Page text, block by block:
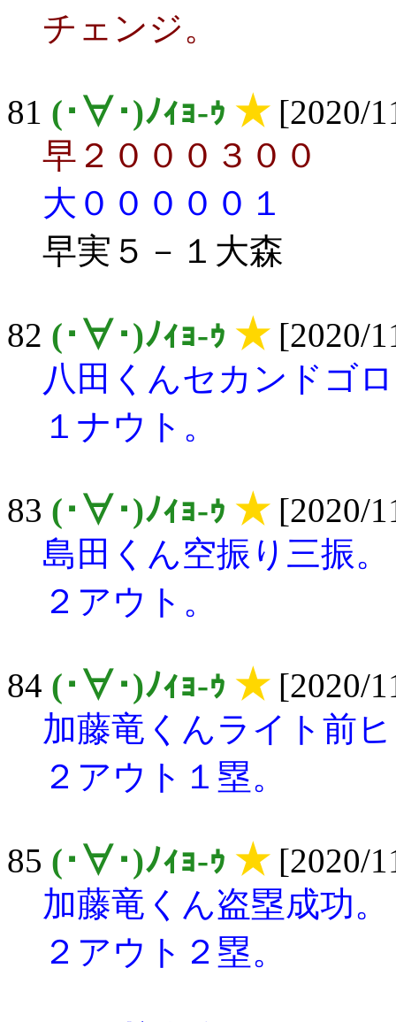
チェンジ。
81 (･∀･)ﾉｨｮ-ｩ ★[2020/
早２０００３００
大０００００１
早実５－１大森
82 (･∀･)ﾉｨｮ-ｩ ★[2020/
八田くんセカンドゴ
１ナウト。
83 (･∀･)ﾉｨｮ-ｩ ★[2020/
島田くん空振り三振。
２アウト。
84 (･∀･)ﾉｨｮ-ｩ ★[2020/
加藤竜くんライト前
２アウト１塁。
85 (･∀･)ﾉｨｮ-ｩ ★[2020/
加藤竜くん盗塁成功。
２アウト２塁。